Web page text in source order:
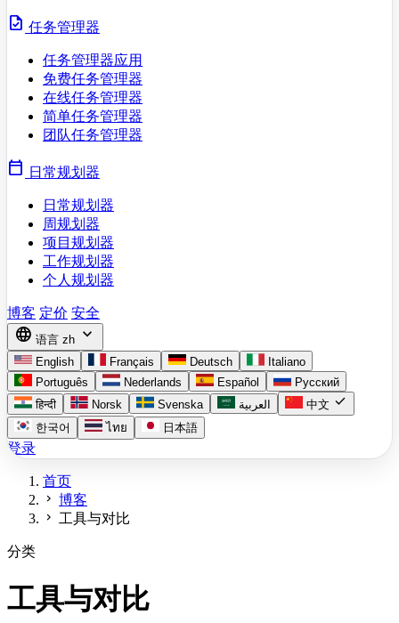
task 任务管理器
任务管理器应用
免费任务管理器
在线任务管理器
简单任务管理器
团队任务管理器
calendar_today 日常规划器
日常规划器
周规划器
项目规划器
工作规划器
个人规划器
博客 定价 安全
language 语言 zh expand_more
English Français Deutsch
Italiano
Português
Nederlands Español
Русский
हिन्दी
Norsk Svenska العربية 中文 check
한국어 ไทย 日本語
登录
首页
chevron_right 博客
chevron_right 工具与对比
分类
工具与对比